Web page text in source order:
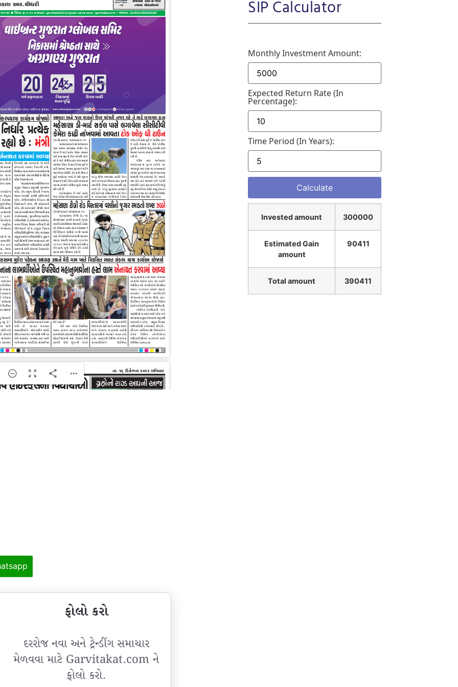
ફોલો કરો
દરરોજ નવા અને ટ્રેન્ડીંગ સમાચાર
મેળવવા માટે Garvitakat.com ને
ફોલો કરો.
SIP Calculator
Monthly Investment Amount:
Expected Return Rate (in
Percentage):
Time Period (in Years):
Invested amount 300000
Estimated Gain
amount
90411
Total amount 390411